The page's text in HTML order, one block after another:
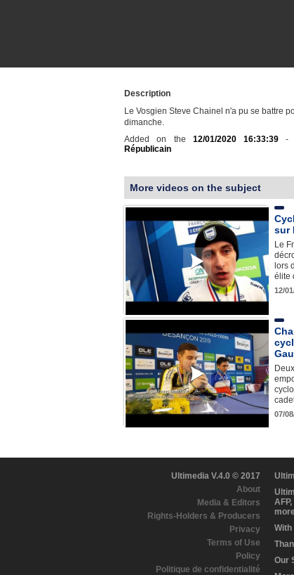
Description
Le Vosgien Steve Chainel n'a pu se battre
dimanche.
Added on the 12/01/2020 16:33:39 -
Républicain
More videos on the subject
sur
Le
lors
élite
12/
07/
Ultimedia V.4.0 © 2017
About
Media & Editors
Rights-Holders & Producers
Privacy
Terms of Use
Policy
Politique de confidentialité
With
Our